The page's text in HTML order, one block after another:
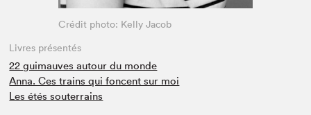
Crédit photo: Kelly Jacob
Livres présentés
22 guimauves autour du monde
Anna. Ces trains qui foncent sur moi
Les étés souterrains